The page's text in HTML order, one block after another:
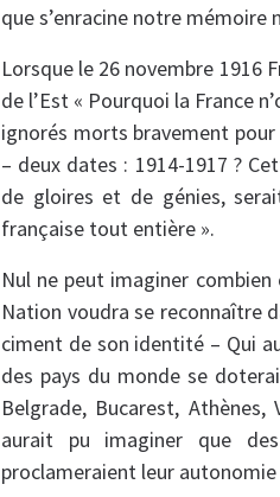
que s’enracine notre mémoire
Lorsque le 26 novembre 1916
de l’Est « Pourquoi la France
ignorés morts bravement
– deux dates : 1914-1917 ?
de gloires et de génies,
française tout entière ».
Nul ne peut imaginer
Nation voudra se reconnaître
ciment de son identité – Qui
des pays du monde se
Belgrade, Bucarest,
aurait pu imaginer que des
proclameraient leur